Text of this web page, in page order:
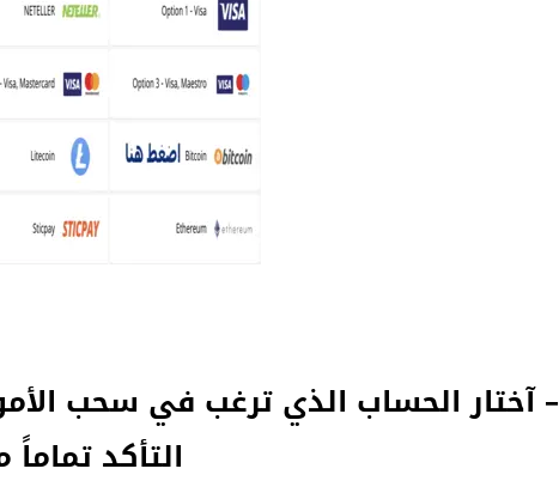
3– آختار الحساب الذي ترغب في سحب
التأكد